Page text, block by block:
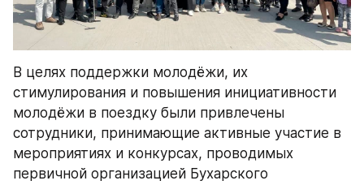
В целях поддержки молодёжи, их
стимулирования и повышения инициативности
молодёжи в поездку были привлечены
сотрудники, принимающие активные участие в
мероприятиях и конкурсах, проводимых
первичной организацией Бухарского